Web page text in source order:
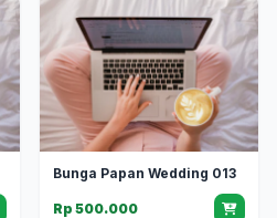
Bunga Papan Wedding 013
Rp 500.000